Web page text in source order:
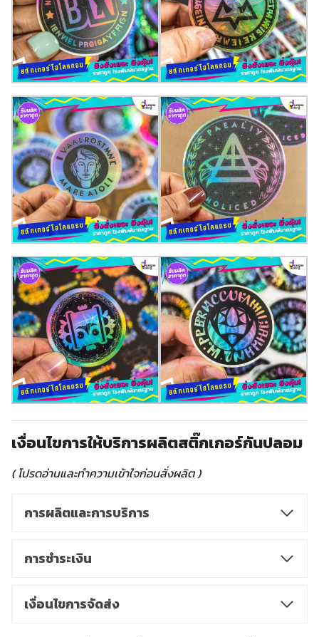
เงื่อนไขการให้บริการผลิตสติ๊กเกอร์กันปลอม
( โปรดอ่านและทำความเข้าใจก่อนสั่งผลิต )
การผลิตและการบริการ
การชำระเงิน
เงื่อนไขการจัดส่ง